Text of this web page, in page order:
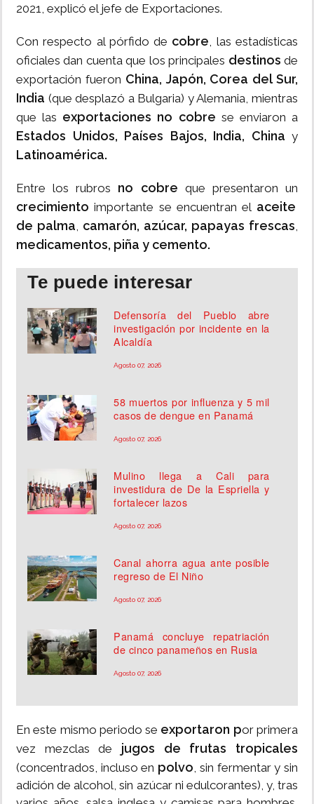
2021, explicó el jefe de Exportaciones.
Con respecto al pórfido de cobre, las estadísticas
oficiales dan cuenta que los principales destinos de
exportación fueron China, Japón, Corea del Sur,
India (que desplazó a Bulgaria) y Alemania, mientras
que las exportaciones no cobre se enviaron a
Estados Unidos, Países Bajos, India, China y
Latinoamérica.
Entre los rubros no cobre que presentaron un
crecimiento importante se encuentran el aceite
de palma, camarón, azúcar, papayas frescas,
medicamentos, piña y cemento.
Te puede interesar
Defensoría del Pueblo abre
investigación por incidente en la
Alcaldía
Agosto 07, 2026
58 muertos por influenza y 5 mil
casos de dengue en Panamá
Agosto 07, 2026
Mulino llega a Cali para
investidura de De la Espriella y
fortalecer lazos
Agosto 07, 2026
Canal ahorra agua ante posible
regreso de El Niño
Agosto 07, 2026
Panamá concluye repatriación
de cinco panameños en Rusia
Agosto 07, 2026
En este mismo periodo se exportaron por primera
vez mezclas de jugos de frutas tropicales
(concentrados, incluso en polvo, sin fermentar y sin
adición de alcohol, sin azúcar ni edulcorantes), y, tras